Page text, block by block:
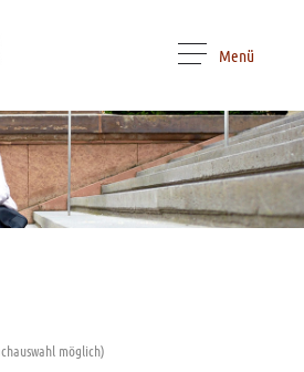
Menü
möglich)